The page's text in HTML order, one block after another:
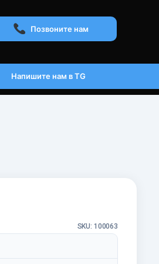
Позвоните нам
Напишите нам в TG
SKU: 100063